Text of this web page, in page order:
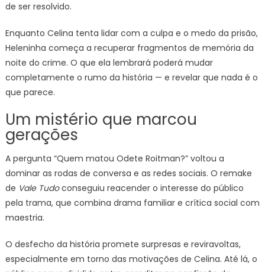
de ser resolvido.
Enquanto Celina tenta lidar com a culpa e o medo da prisão,
Heleninha começa a recuperar fragmentos de memória da
noite do crime. O que ela lembrará poderá mudar
completamente o rumo da história — e revelar que nada é o
que parece.
Um mistério que marcou
gerações
A pergunta “Quem matou Odete Roitman?” voltou a
dominar as rodas de conversa e as redes sociais. O remake
de Vale Tudoconseguiu reacender o interesse do público
pela trama, que combina drama familiar e crítica social com
maestria.
O desfecho da história promete surpresas e reviravoltas,
especialmente em torno das motivações de Celina. Até lá, o